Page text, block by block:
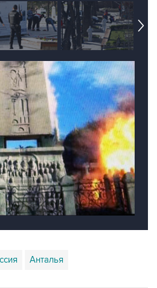
Анталья